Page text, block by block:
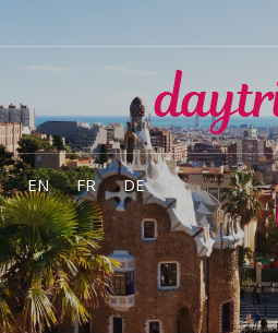
EN FR
DE